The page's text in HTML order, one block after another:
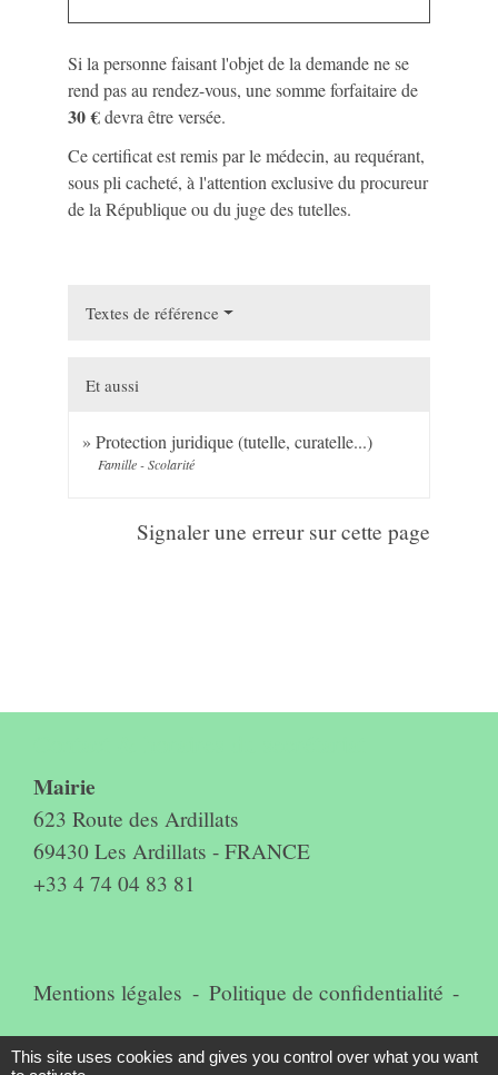
Si la personne faisant l'objet de la demande ne se
rend pas au rendez-vous, une somme forfaitaire de
30 €devra être versée.
Ce certificat est remis par le médecin, au requérant,
sous pli cacheté, à l'attention exclusive du procureur
de la République ou du juge des tutelles.
Textes de référence
Et aussi
Protection juridique (tutelle, curatelle...)
Famille - Scolarité
Signaler une erreur sur cette page
Mairie
623 Route des Ardillats
69430 Les Ardillats - FRANCE
+33 4 74 04 83 81
Mentions légales - Politique de confidentialité -
Accessibilité - Plan du site -
This site uses cookies and gives you control over what you want